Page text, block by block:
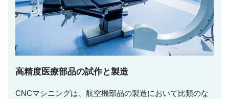
高精度医療部品の試作と製造
CNCマシニングは、航空機部品の製造において比類のな